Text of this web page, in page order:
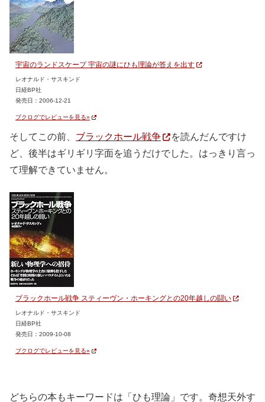
宇宙のランドスケープ 宇宙の謎にひも理論が答えを出す
レオナルド・サスキンド
日経BP社
発売日：2006-12-21
ブクログでレビューを見る»
そしてこの前、 ブラックホール戦争
を読んだんですけ
ど、後半はギリギリ字面を追うだけでした。はっきり言っ
て理解できていません。
ブラックホール戦争 スティーヴン・ホーキングとの20年越しの闘い
レオナルド・サスキンド
日経BP社
発売日：2009-10-08
ブクログでレビューを見る»
どちらの本もキーワードは「ひも理論」です。奇想天外す